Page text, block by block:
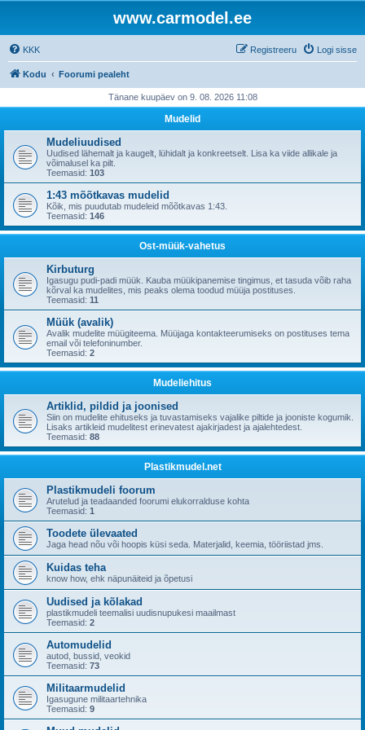
www.carmodel.ee
KKK Logi sisse
Registreeru
Kodu Foorumi pealeht
Tänane kuupäev on 9. 08. 2026 11:08
Mudelid
Mudeliuudised
Uudised lähemalt ja kaugelt, lühidalt ja konkreetselt. Lisa ka viide allikale ja
võimalusel ka pilt.
Teemasid: 103
1:43 mõõtkavas mudelid
Kõik, mis puudutab mudeleid mõõtkavas 1:43.
Teemasid: 146
Ost-müük-vahetus
Kirbuturg
Igasugu pudi-padi müük. Kauba müükipanemise tingimus, et tasuda võib raha
kõrval ka mudelites, mis peaks olema toodud müüja postituses.
Teemasid: 11
Müük (avalik)
Avalik mudelite müügiteema. Müüjaga kontakteerumiseks on postituses tema
email või telefoninumber.
Teemasid: 2
Mudeliehitus
Artiklid, pildid ja joonised
Siin on mudelite ehituseks ja tuvastamiseks vajalike piltide ja jooniste kogumik.
Lisaks artikleid mudelitest erinevatest ajakirjadest ja ajalehtedest.
Teemasid: 88
Plastikmudel.net
Plastikmudeli foorum
Arutelud ja teadaanded foorumi elukorralduse kohta
Teemasid: 1
Toodete ülevaated
Jaga head nõu või hoopis küsi seda. Materjalid, keemia, tööriistad jms.
Kuidas teha
know how, ehk näpunäiteid ja õpetusi
Uudised ja kõlakad
plastikmudeli teemalisi uudisnupukesi maailmast
Teemasid: 2
Automudelid
autod, bussid, veokid
Teemasid: 73
Militaarmudelid
Igasugune militaartehnika
Teemasid: 9